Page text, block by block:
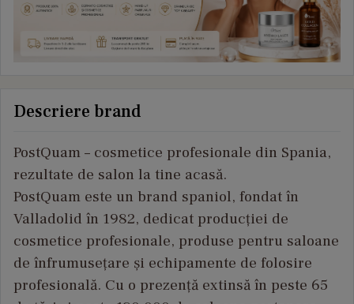
Descriere brand
PostQuam – cosmetice profesionale din Spania,
rezultate de salon la tine acasă.
PostQuam este un brand spaniol, fondat în
Valladolid în 1982, dedicat producției de
cosmetice profesionale, produse pentru saloane
de înfrumusețare și echipamente de folosire
profesională. Cu o prezență extinsă în peste 65